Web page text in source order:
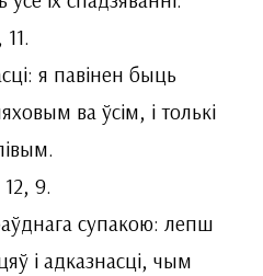
я павінен быць
ва ўсім, і толькі
9.
супакою: лепш
і адказнасці, чым